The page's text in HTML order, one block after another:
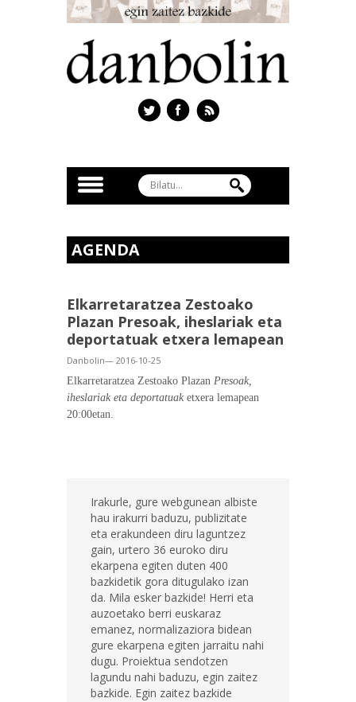
AGENDA
Elkarretaratzea Zestoako
Plazan Presoak, iheslariak eta
deportatuak etxera lemapean
Danbolin— 2016-10-25
Elkarretaratzea Zestoako Plazan Presoak,
iheslariak eta deportatuak etxera lemapean
20:00etan.
Irakurle, gure webgunean albiste
hau irakurri baduzu, publizitate
eta erakundeen diru laguntzez
gain, urtero 36 euroko diru
ekarpena egiten duten 400
bazkidetik gora ditugulako izan
da. Mila esker bazkide! Herri eta
auzoetako berri euskaraz
emanez, normalizaziora bidean
gure ekarpena egiten jarraitu nahi
dugu. Proiektua sendotzen
lagundu nahi baduzu, egin zaitez
bazkide. Egin zaitez bazkide